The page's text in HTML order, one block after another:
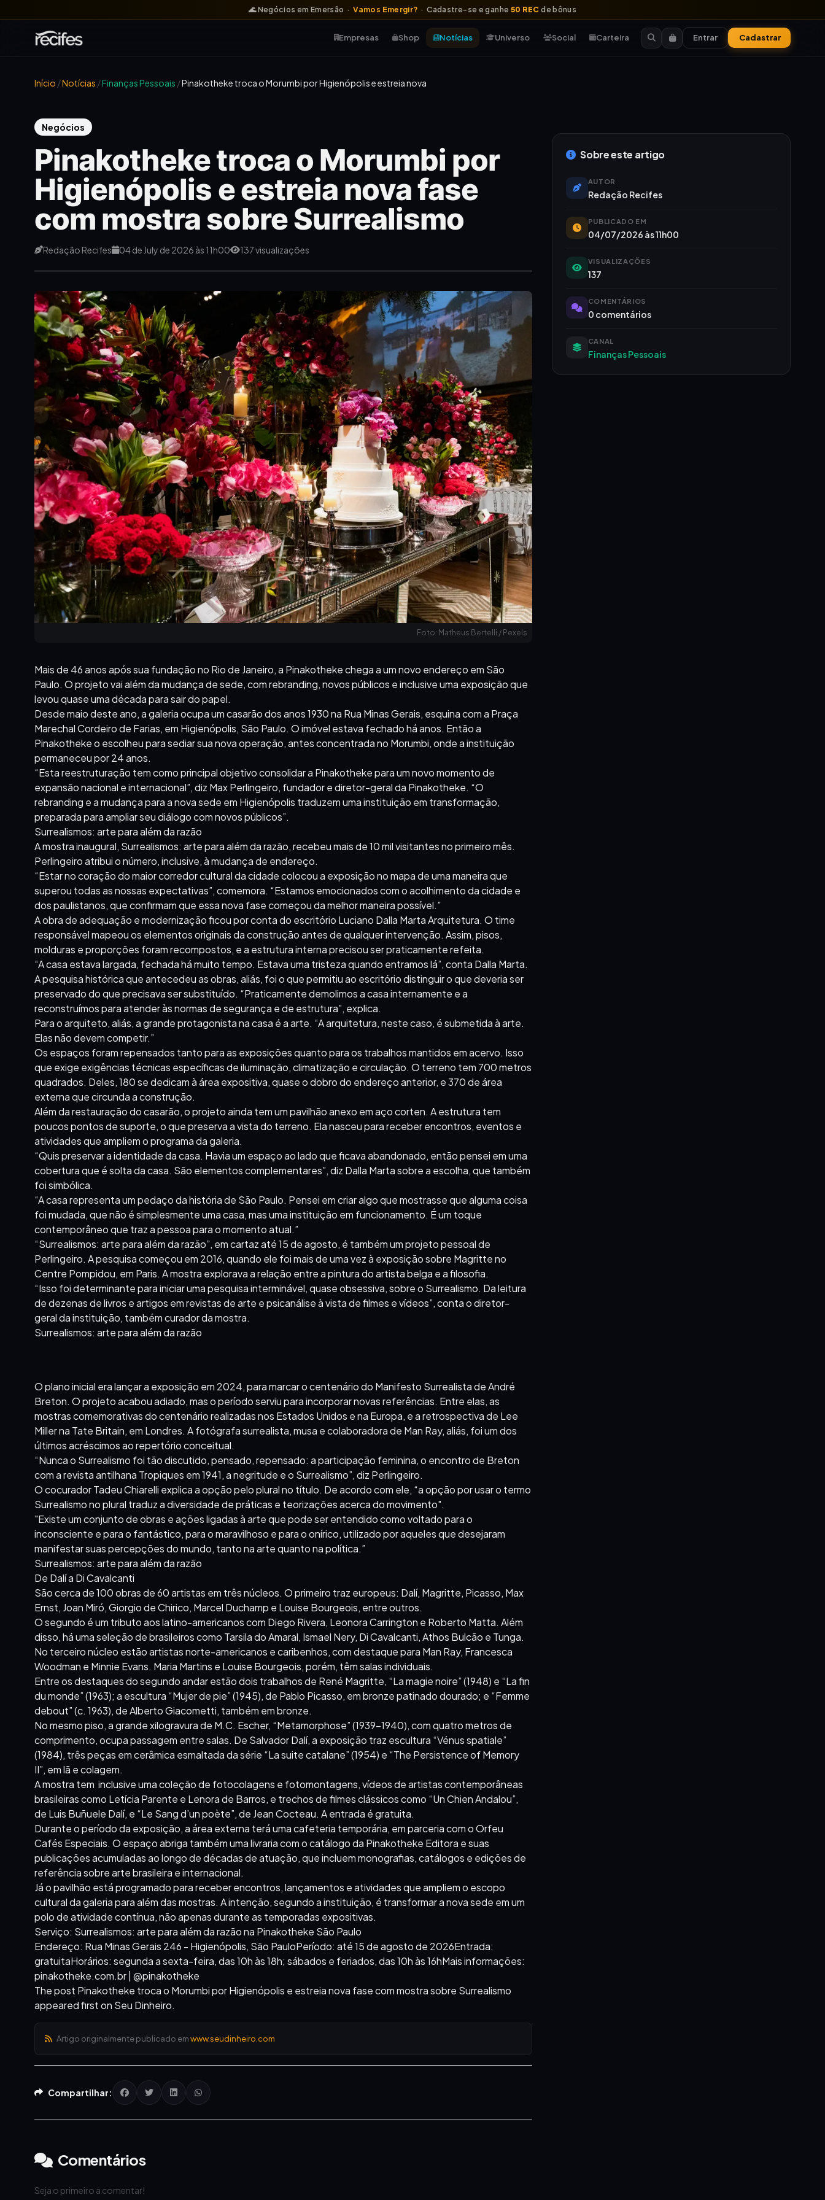
🌊 Negócios em Emersão ·Vamos Emergir? · Cadastre-se e ganhe50 RECde bônus
Empresas Shop Notícias Universo Social Carteira Entrar Cadastrar
Início /Notícias /Finanças Pessoais /Pinakotheke troca o Morumbi por Higienópolis e estreia nova
Negócios
Pinakotheke troca o Morumbi por
Higienópolis e estreia nova fase
com mostra sobre Surrealismo
Redação Recifes 04 de July de 2026 às 11h00 137 visualizações
Foto: Matheus Bertelli / Pexels
Mais de 46 anos após sua fundação no Rio de Janeiro, a Pinakotheke chega a um novo endereço em São
Paulo. O projeto vai além da mudança de sede, com rebranding, novos públicos e inclusive uma exposição que
levou quase uma década para sair do papel.
Desde maio deste ano, a galeria ocupa um casarão dos anos 1930 na Rua Minas Gerais, esquina com a Praça
Marechal Cordeiro de Farias, em Higienópolis, São Paulo. O imóvel estava fechado há anos. Então a
Pinakotheke o escolheu para sediar sua nova operação, antes concentrada no Morumbi, onde a instituição
permaneceu por 24 anos.
“Esta reestruturação tem como principal objetivo consolidar a Pinakotheke para um novo momento de
expansão nacional e internacional”, diz Max Perlingeiro, fundador e diretor-geral da Pinakotheke. “O
rebranding e a mudança para a nova sede em Higienópolis traduzem uma instituição em transformação,
preparada para ampliar seu diálogo com novos públicos”.
Surrealismos: arte para além da razão
A mostra inaugural, Surrealismos: arte para além da razão, recebeu mais de 10 mil visitantes no primeiro mês.
Perlingeiro atribui o número, inclusive, à mudança de endereço.
“Estar no coração do maior corredor cultural da cidade colocou a exposição no mapa de uma maneira que
superou todas as nossas expectativas”, comemora. “Estamos emocionados com o acolhimento da cidade e
dos paulistanos, que confirmam que essa nova fase começou da melhor maneira possível.”
A obra de adequação e modernização ficou por conta do escritório Luciano Dalla Marta Arquitetura. O time
responsável mapeou os elementos originais da construção antes de qualquer intervenção. Assim, pisos,
molduras e proporções foram recompostos, e a estrutura interna precisou ser praticamente refeita.
“A casa estava largada, fechada há muito tempo. Estava uma tristeza quando entramos lá”, conta Dalla Marta.
A pesquisa histórica que antecedeu as obras, aliás, foi o que permitiu ao escritório distinguir o que deveria ser
preservado do que precisava ser substituído. “Praticamente demolimos a casa internamente e a
reconstruímos para atender às normas de segurança e de estrutura”, explica.
Para o arquiteto, aliás, a grande protagonista na casa é a arte. “A arquitetura, neste caso, é submetida à arte.
Elas não devem competir.”
Os espaços foram repensados tanto para as exposições quanto para os trabalhos mantidos em acervo. Isso
que exige exigências técnicas específicas de iluminação, climatização e circulação. O terreno tem 700 metros
quadrados. Deles, 180 se dedicam à área expositiva, quase o dobro do endereço anterior, e 370 de área
externa que circunda a construção.
Além da restauração do casarão, o projeto ainda tem um pavilhão anexo em aço corten. A estrutura tem
poucos pontos de suporte, o que preserva a vista do terreno. Ela nasceu para receber encontros, eventos e
atividades que ampliem o programa da galeria.
“Quis preservar a identidade da casa. Havia um espaço ao lado que ficava abandonado, então pensei em uma
cobertura que é solta da casa. São elementos complementares”, diz Dalla Marta sobre a escolha, que também
foi simbólica.
“A casa representa um pedaço da história de São Paulo. Pensei em criar algo que mostrasse que alguma coisa
foi mudada, que não é simplesmente uma casa, mas uma instituição em funcionamento. É um toque
contemporâneo que traz a pessoa para o momento atual.”
“Surrealismos: arte para além da razão”, em cartaz até 15 de agosto, é também um projeto pessoal de
Perlingeiro. A pesquisa começou em 2016, quando ele foi mais de uma vez à exposição sobre Magritte no
Centre Pompidou, em Paris. A mostra explorava a relação entre a pintura do artista belga e a filosofia.
“Isso foi determinante para iniciar uma pesquisa interminável, quase obsessiva, sobre o Surrealismo. Da leitura
de dezenas de livros e artigos em revistas de arte e psicanálise à vista de filmes e vídeos”, conta o diretor-
geral da instituição, também curador da mostra.
Surrealismos: arte para além da razão
O plano inicial era lançar a exposição em 2024, para marcar o centenário do Manifesto Surrealista de André
Breton. O projeto acabou adiado, mas o período serviu para incorporar novas referências. Entre elas, as
mostras comemorativas do centenário realizadas nos Estados Unidos e na Europa, e a retrospectiva de Lee
Miller na Tate Britain, em Londres. A fotógrafa surrealista, musa e colaboradora de Man Ray, aliás, foi um dos
últimos acréscimos ao repertório conceitual.
“Nunca o Surrealismo foi tão discutido, pensado, repensado: a participação feminina, o encontro de Breton
com a revista antilhana Tropiques em 1941, a negritude e o Surrealismo”, diz Perlingeiro.
O cocurador Tadeu Chiarelli explica a opção pelo plural no título. De acordo com ele, “a opção por usar o termo
Surrealismo no plural traduz a diversidade de práticas e teorizações acerca do movimento".
"Existe um conjunto de obras e ações ligadas à arte que pode ser entendido como voltado para o
inconsciente e para o fantástico, para o maravilhoso e para o onírico, utilizado por aqueles que desejaram
manifestar suas percepções do mundo, tanto na arte quanto na política.”
Surrealismos: arte para além da razão
De Dalí a Di Cavalcanti
São cerca de 100 obras de 60 artistas em três núcleos. O primeiro traz europeus: Dalí, Magritte, Picasso, Max
Ernst, Joan Miró, Giorgio de Chirico, Marcel Duchamp e Louise Bourgeois, entre outros.
O segundo é um tributo aos latino-americanos com Diego Rivera, Leonora Carrington e Roberto Matta. Além
disso, há uma seleção de brasileiros como Tarsila do Amaral, Ismael Nery, Di Cavalcanti, Athos Bulcão e Tunga.
No terceiro núcleo estão artistas norte-americanos e caribenhos, com destaque para Man Ray, Francesca
Woodman e Minnie Evans. Maria Martins e Louise Bourgeois, porém, têm salas individuais.
Entre os destaques do segundo andar estão dois trabalhos de René Magritte, “La magie noire” (1948) e “La fin
du monde” (1963); a escultura “Mujer de pie” (1945), de Pablo Picasso, em bronze patinado dourado; e “Femme
debout” (c. 1963), de Alberto Giacometti, também em bronze.
No mesmo piso, a grande xilogravura de M.C. Escher, “Metamorphose” (1939-1940), com quatro metros de
comprimento, ocupa passagem entre salas. De Salvador Dalí, a exposição traz escultura “Vénus spatiale”
(1984), três peças em cerâmica esmaltada da série “La suite catalane” (1954) e “The Persistence of Memory
II”, em lã e colagem.
A mostra tem inclusive uma coleção de fotocolagens e fotomontagens, vídeos de artistas contemporâneas
brasileiras como Letícia Parente e Lenora de Barros, e trechos de filmes clássicos como “Un Chien Andalou”,
de Luis Buñuele Dalí, e “Le Sang d’un poète”, de Jean Cocteau. A entrada é gratuita.
Durante o período da exposição, a área externa terá uma cafeteria temporária, em parceria com o Orfeu
Cafés Especiais. O espaço abriga também uma livraria com o catálogo da Pinakotheke Editora e suas
publicações acumuladas ao longo de décadas de atuação, que incluem monografias, catálogos e edições de
referência sobre arte brasileira e internacional.
Já o pavilhão está programado para receber encontros, lançamentos e atividades que ampliem o escopo
cultural da galeria para além das mostras. A intenção, segundo a instituição, é transformar a nova sede em um
polo de atividade contínua, não apenas durante as temporadas expositivas.
Serviço: Surrealismos: arte para além da razão na Pinakotheke São Paulo
Endereço: Rua Minas Gerais 246 - Higienópolis, São PauloPeríodo: até 15 de agosto de 2026Entrada:
gratuitaHorários: segunda a sexta-feira, das 10h às 18h; sábados e feriados, das 10h às 16hMais informações:
pinakotheke.com.br | @pinakotheke
The post Pinakotheke troca o Morumbi por Higienópolis e estreia nova fase com mostra sobre Surrealismo
appeared first on Seu Dinheiro.
Artigo originalmente publicado emwww.seudinheiro.com
Compartilhar:
Comentários
Seja o primeiro a comentar!
Sobre este artigo
AUTOR
Redação Recifes
PUBLICADO EM
04/07/2026 às 11h00
VISUALIZAÇÕES
137
COMENTÁRIOS
0 comentários
CANAL
Finanças Pessoais